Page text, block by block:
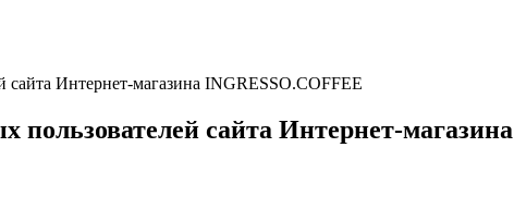
сайта Интернет-магазина INGRESSO.COFFEЕ
сайта Интернет-